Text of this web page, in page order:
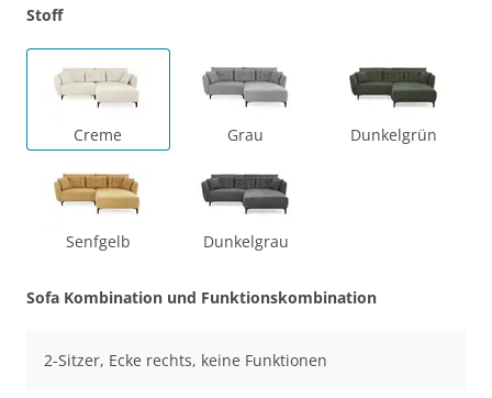
Stoff
Creme Grau Dunkelgrün
Senfgelb Dunkelgrau
Sofa Kombination und Funktionskombination
2-Sitzer, Ecke rechts, keine Funktionen